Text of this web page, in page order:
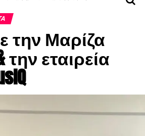
την Μαρίζα
εταιρεία